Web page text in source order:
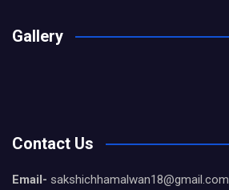
Gallery
Contact Us
Email- sakshichhamalwan18@gmail.com